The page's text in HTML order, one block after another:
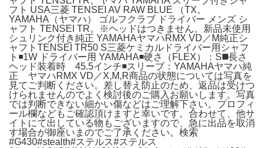
フト USA三菱 TENSEI AV RAW BLUE （TX。
YAMAHA（ヤマハ） ゴルフクラブ ドライバー メンズ シ
ャフト TENSEI TR。※ヘッドはつきません。新品未使用
シュリンク付き純正 YAMAHAヤマハRMX VD／M純正シ
ャフトTENSEI TR50 S三菱ケミカルドライバー用シャフ
ト◾️1W ドライバー用 YAMAHA◾️硬さ（FLEX）：S◼️長さ
ヘッド装着時 45.5インチ◾️スリーブ：YAMAHAヤマハ純
正 ヤマハRMX VD／X,M,R商品の状態については写真を
見てご判断ください。差し替え防止のため、返品は受けつ
けられませんのでよく検討後のご購入お願いします。写真
では判断できない細かい傷などはご理解下さい。プロフィ
ール欄などもご確認頂けますと幸いです。合わせて、他サ
イトにて出している物もございますので、急に出品を取消
す場合が御座いまのでご了承ください。検索
#G430#stealth#ステルス#ステルス